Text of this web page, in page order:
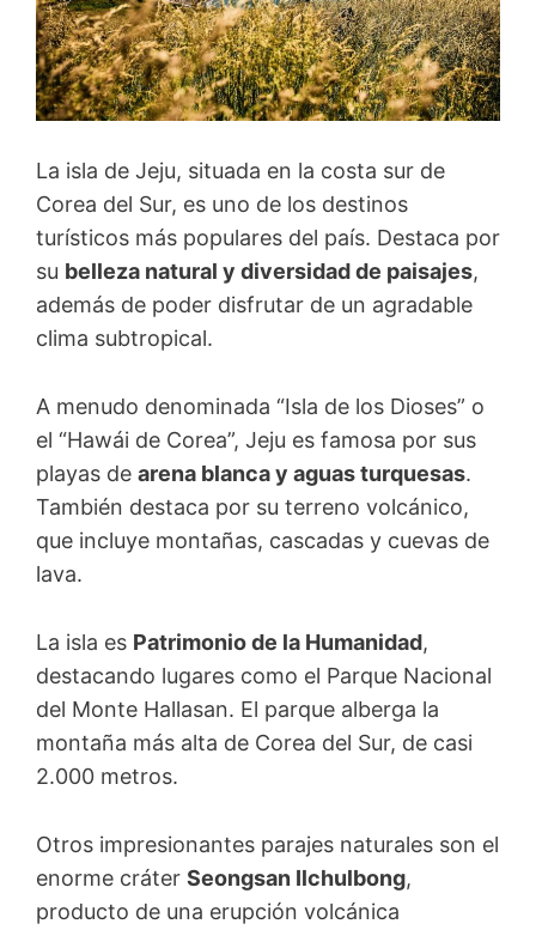
La isla de Jeju, situada en la costa sur de
Corea del Sur, es uno de los destinos
turísticos más populares del país. Destaca por
su belleza natural y diversidad de paisajes,
además de poder disfrutar de un agradable
clima subtropical.
A menudo denominada “Isla de los Dioses” o
el “Hawái de Corea”, Jeju es famosa por sus
playas de arena blanca y aguas turquesas.
También destaca por su terreno volcánico,
que incluye montañas, cascadas y cuevas de
lava.
La isla es Patrimonio de la Humanidad,
destacando lugares como el Parque Nacional
del Monte Hallasan. El parque alberga la
montaña más alta de Corea del Sur, de casi
2.000 metros.
Otros impresionantes parajes naturales son el
enorme cráter Seongsan Ilchulbong,
producto de una erupción volcánica